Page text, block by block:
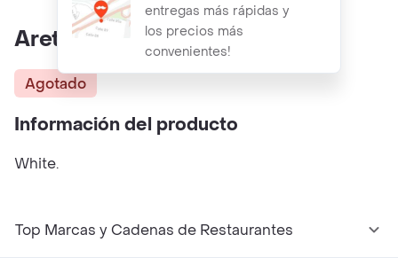
entregas más rápidas y
los precios más
convenientes!
Aretes Blanco Funky Fish
Agotado
Información del producto
White.
Top Marcas y Cadenas de Restaurantes